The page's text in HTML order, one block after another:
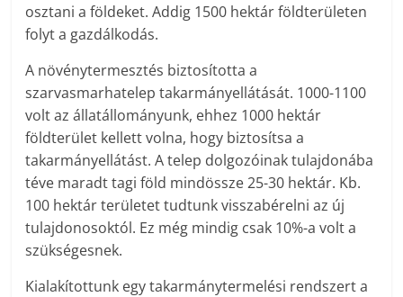
osztani a földeket. Addig 1500 hektár földterületen
folyt a gazdálkodás.
A növénytermesztés biztosította a
szarvasmarhatelep takarmányellátását. 1000-1100
volt az állatállományunk, ehhez 1000 hektár
földterület kellett volna, hogy biztosítsa a
takarmányellátást. A telep dolgozóinak tulajdonába
téve maradt tagi föld mindössze 25-30 hektár. Kb.
100 hektár területet tudtunk visszabérelni az új
tulajdonosoktól. Ez még mindig csak 10%-a volt a
szükségesnek.
Kialakítottunk egy takarmánytermelési rendszert a